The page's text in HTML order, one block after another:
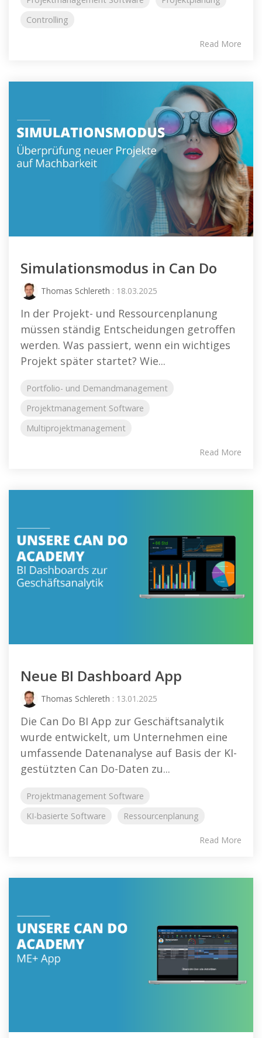
Controlling
Read More
Simulationsmodus in Can Do
Thomas Schlereth : 18.03.2025
In der Projekt- und Ressourcenplanung
müssen ständig Entscheidungen getroffen
werden. Was passiert, wenn ein wichtiges
Projekt später startet? Wie...
Portfolio- und Demandmanagement
Projektmanagement Software
Multiprojektmanagement
Read More
Neue BI Dashboard App
Thomas Schlereth : 13.01.2025
Die Can Do BI App zur Geschäftsanalytik
wurde entwickelt, um Unternehmen eine
umfassende Datenanalyse auf Basis der KI-
gestützten Can Do-Daten zu...
Projektmanagement Software
KI-basierte Software
Ressourcenplanung
Read More